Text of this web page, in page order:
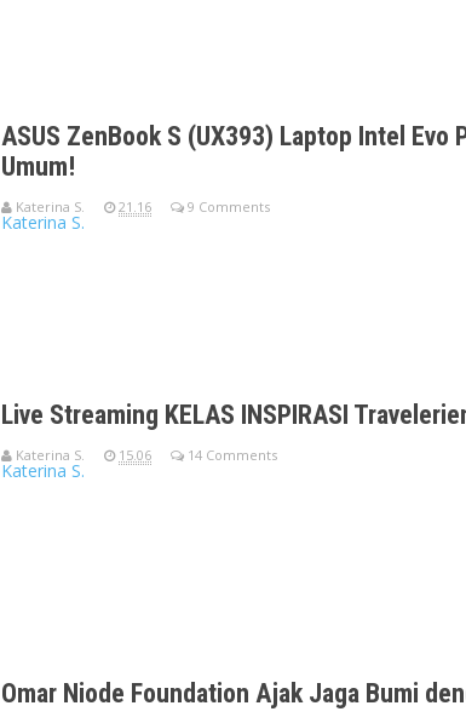
ASUS ZenBook S (UX393) Laptop Intel Evo
Umum!
Katerina S. 21.16 9 Comments
Katerina S.
Live Streaming KELAS INSPIRASI
Katerina S. 15.06 14 Comments
Katerina S.
Omar Niode Foundation Ajak Jaga Bumi